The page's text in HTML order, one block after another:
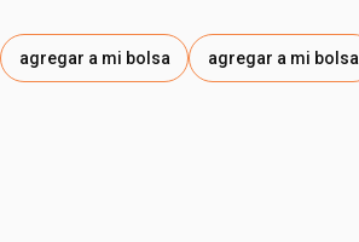
agregar a mi bolsa agregar a mi bolsa